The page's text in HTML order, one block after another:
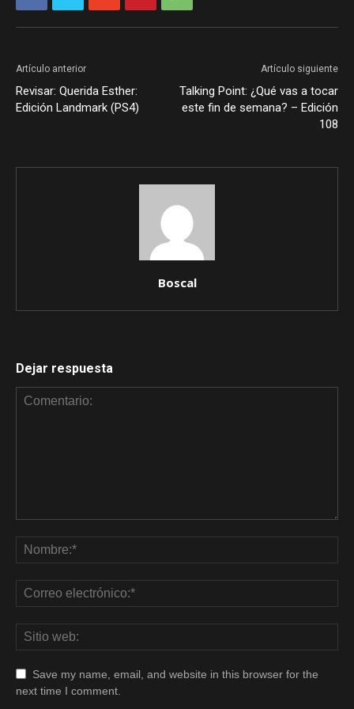
Artículo anterior
Revisar: Querida Esther:
Edición Landmark (PS4)
Artículo siguiente
Talking Point: ¿Qué vas a tocar
este fin de semana? – Edición
108
Boscal
Dejar respuesta
Save my name, email, and website in this browser for the
next time I comment.